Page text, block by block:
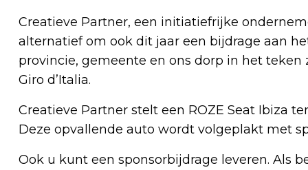
Creatieve Partner, een initiatiefrijke
alternatief om ook dit jaar een bijdrage aan
provincie, gemeente en ons dorp in het
Giro d’Italia.
Creatieve Partner stelt een ROZE Seat Ibiza
Deze opvallende auto wordt volgeplakt met
Ook u kunt een sponsorbijdrage leveren. Als